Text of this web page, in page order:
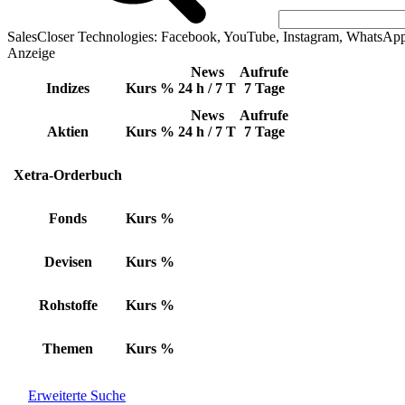
SalesCloser Technologies: Facebook, YouTube, Instagram,
Anzeige
Indizes Kurs %
News
24 h / 7 T
Aufrufe
7 Tage
Aktien Kurs %
News
24 h / 7 T
Aufrufe
7 Tage
Xetra-Orderbuch
Fonds Kurs %
Devisen Kurs %
Rohstoffe Kurs %
Themen Kurs %
Erweiterte Suche